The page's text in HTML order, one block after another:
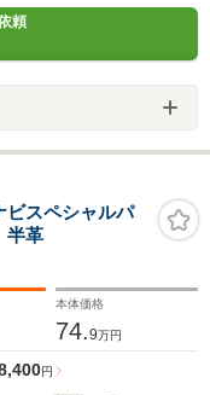
頼
スペシャルパ
革
本体価格
74.9万円
円